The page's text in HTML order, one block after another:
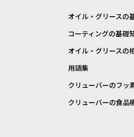
オイル・グリースの
コーティングの基礎
オイル・グリースの
用語集
クリューバーのフッ
クリューバーの食品